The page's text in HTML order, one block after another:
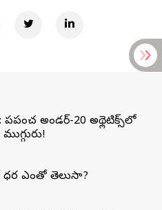
ప్రపంచ అండర్-20 అథ్లెటిక్స్‌లో
ధర ఎంతో తెలుసా?